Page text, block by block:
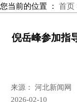
您当前的位置 ： 首页
倪岳峰参加指
来源： 河北新闻网
2026-02-10